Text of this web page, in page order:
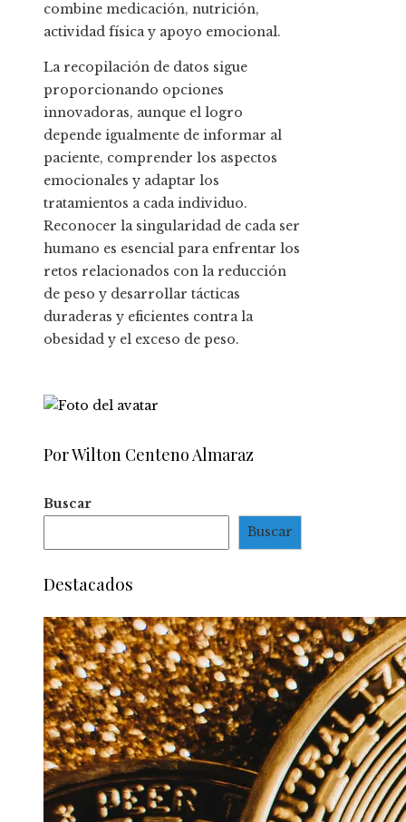
combine medicación, nutrición,
actividad física y apoyo emocional.
La recopilación de datos sigue
proporcionando opciones
innovadoras, aunque el logro
depende igualmente de informar al
paciente, comprender los aspectos
emocionales y adaptar los
tratamientos a cada individuo.
Reconocer la singularidad de cada ser
humano es esencial para enfrentar los
retos relacionados con la reducción
de peso y desarrollar tácticas
duraderas y eficientes contra la
obesidad y el exceso de peso.
Por Wilton Centeno Almaraz
Buscar
Buscar
Destacados